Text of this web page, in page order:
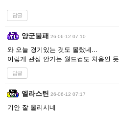
답글
양군불패 26-06-12 07:10
와 오늘 경기있는 것도 몰랐네...
이렇게 관심 안가는 월드컵도 처음인 듯
답글
엘라스틴 26-06-12 07:17
기안 잘 올리시네